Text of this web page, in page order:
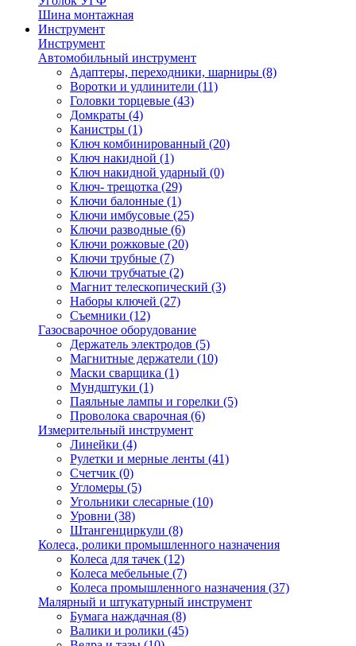
Шина монтажная
Инструмент
Инструмент
Автомобильный инструмент
Адаптеры, переходники, шарниры (8)
Воротки и удлинители (11)
Головки торцевые (43)
Домкраты (4)
Канистры (1)
Ключ комбинированный (20)
Ключ накидной (1)
Ключ накидной ударный (0)
Ключ- трещотка (29)
Ключи балонные (1)
Ключи имбусовые (25)
Ключи разводные (6)
Ключи рожковые (20)
Ключи трубные (7)
Ключи трубчатые (2)
Магнит телескопический (3)
Наборы ключей (27)
Съемники (12)
Газосварочное оборудование
Держатель электродов (5)
Магнитные держатели (10)
Маски сварщика (1)
Мундштуки (1)
Паяльные лампы и горелки (5)
Проволока сварочная (6)
Измерительный инструмент
Линейки (4)
Рулетки и мерные ленты (41)
Счетчик (0)
Угломеры (5)
Угольники слесарные (10)
Уровни (38)
Штангенциркули (8)
Колеса, ролики промышленного назначения
Колеса для тачек (12)
Колеса мебельные (7)
Колеса промышленного назначения (37)
Малярный и штукатурный инструмент
Бумага наждачная (8)
Валики и ролики (45)